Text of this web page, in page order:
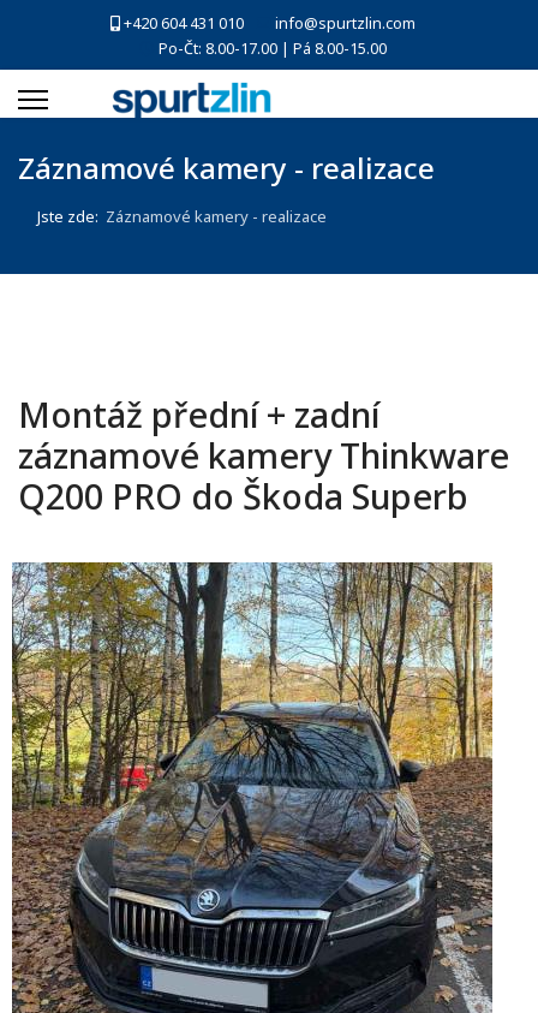
+420 604 431 010
info@spurtzlin.com
Po-Čt: 8.00-17.00 | Pá 8.00-15.00
Záznamové kamery - realizace
Jste zde: Záznamové kamery - realizace
Montáž přední + zadní
záznamové kamery Thinkware
Q200 PRO do Škoda Superb